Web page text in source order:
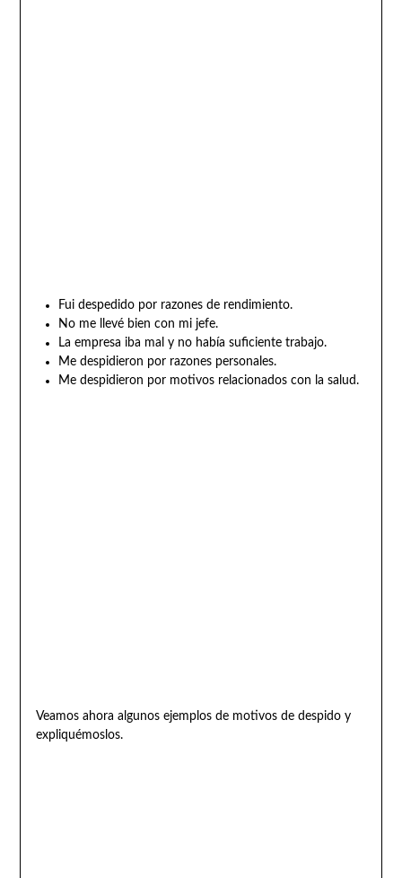
Fui despedido por razones de rendimiento.
No me llevé bien con mi jefe.
La empresa iba mal y no había suficiente trabajo.
Me despidieron por razones personales.
Me despidieron por motivos relacionados con la salud.
Veamos ahora algunos ejemplos de motivos de despido y
expliquémoslos.